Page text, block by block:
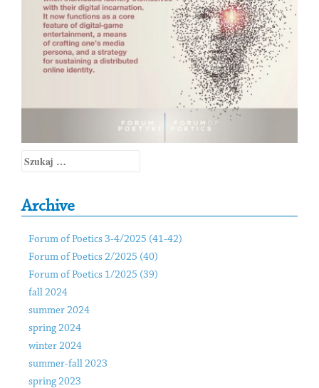
Szukaj:
Archive
Forum of Poetics 3-4/2025 (41-42)
Forum of Poetics 2/2025 (40)
Forum of Poetics 1/2025 (39)
fall 2024
summer 2024
spring 2024
winter 2024
summer-fall 2023
spring 2023